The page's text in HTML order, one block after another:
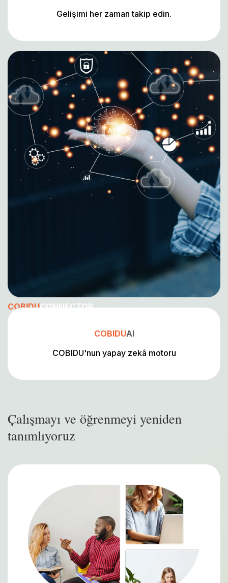
Gelişimi her zaman takip edin.
COBIDUCONNECTOR
Dijital içeriklerinizi dağıtın
COBIDUAI
COBIDU'nun yapay zekâ motoru
Çalışmayı ve öğrenmeyi yeniden
tanımlıyoruz